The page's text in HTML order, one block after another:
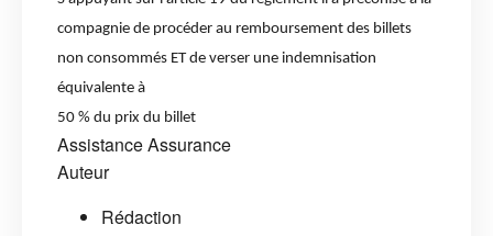
compagnie de procéder au remboursement des billets
non consommés ET de verser une indemnisation
équivalente à
50 % du prix du billet
AssistanceAssurance
Auteur
Rédaction